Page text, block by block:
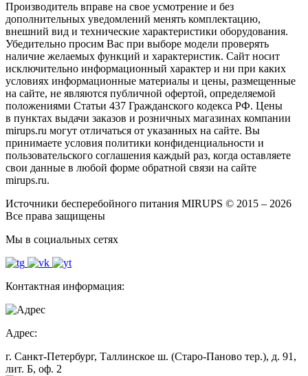
Производитель вправе на свое усмотрение и без
дополнительных уведомлений менять комплектацию,
внешний вид и технические характеристики оборудования.
Убедительно просим Вас при выборе модели проверять
наличие желаемых функций и характеристик. Сайт носит
исключительно информационный характер и ни при каких
условиях информационные материалы и цены, размещенные
на сайте, не являются публичной офертой, определяемой
положениями Статьи 437 Гражданского кодекса РФ. Цены
в пунктах выдачи заказов и розничных магазинах компании
mirups.ru могут отличаться от указанных на сайте. Вы
принимаете условия политики конфиденциальности и
пользовательского соглашения каждый раз, когда оставляете
свои данные в любой форме обратной связи на сайте
mirups.ru.
Источники бесперебойного питания MIRUPS © 2015 – 2026
Все права защищены
Мы в социальных сетях
Контактная информация:
Адрес:
г. Санкт-Петербург, Таллинское ш. (Старо-Паново тер.), д. 91,
лит. Б, оф. 2